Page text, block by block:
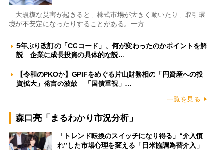
大規模な災害が起きると、株式市場が大きく動いたり、取引環
境が不安定になったりすることがある。一方…
5年ぶり改訂の「CGコード」、何が変わったのかポイントを解
説 企業に成長投資の具体的な説…
【令和のPKOか】GPIFをめぐる片山財務相の「円資産への投
資拡大」発言の波紋 「国債重視」…
一覧を見る
森口亮「まるわかり市況分析」
「トレンド転換のスイッチになり得る」“介入慣
れ”した市場心理を変える「日米協調為替介入」